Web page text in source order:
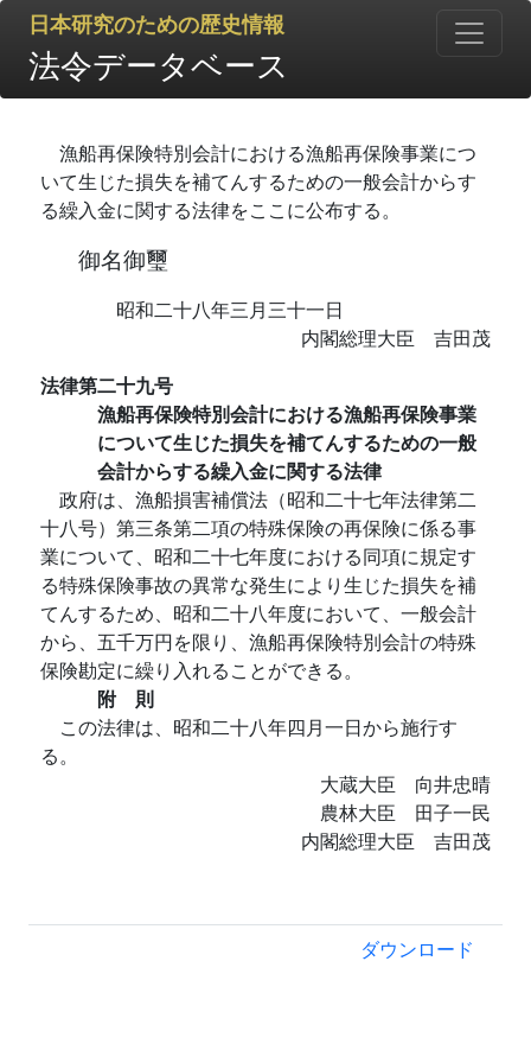
日本研究のための歴史情報
法令データベース
漁船再保険特別会計における漁船再保険事業につ
いて生じた損失を補てんするための一般会計からす
る繰入金に関する法律をここに公布する。
御名御璽
昭和二十八年三月三十一日
内閣総理大臣 吉田茂
法律第二十九号
漁船再保険特別会計における漁船再保険事業
について生じた損失を補てんするための一般
会計からする繰入金に関する法律
政府は、漁船損害補償法（昭和二十七年法律第二
十八号）第三条第二項の特殊保険の再保険に係る事
業について、昭和二十七年度における同項に規定す
る特殊保険事故の異常な発生により生じた損失を補
てんするため、昭和二十八年度において、一般会計
から、五千万円を限り、漁船再保険特別会計の特殊
保険勘定に繰り入れることができる。
附 則
この法律は、昭和二十八年四月一日から施行す
る。
大蔵大臣 向井忠晴
農林大臣 田子一民
内閣総理大臣 吉田茂
ダウンロード